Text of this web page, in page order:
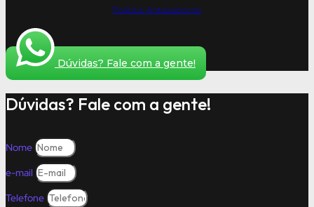
Política Antissuborno
Dúvidas? Fale com a gente!
Dúvidas? Fale com a gente!
Nome
e-mail
Telefone